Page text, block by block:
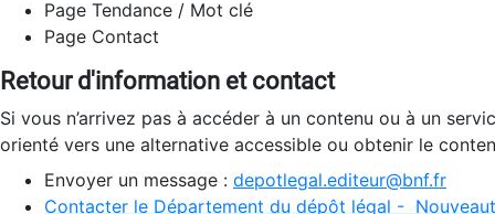
Page Tendance / Mot clé
Page Contact
Retour d'information et contact
Si vous n’arrivez pas à accéder à un contenu ou à un
orienté vers une alternative accessible ou obtenir le
Envoyer un message : depotlegal.editeur@bnf.fr
Contacter le Département du dépôt légal -